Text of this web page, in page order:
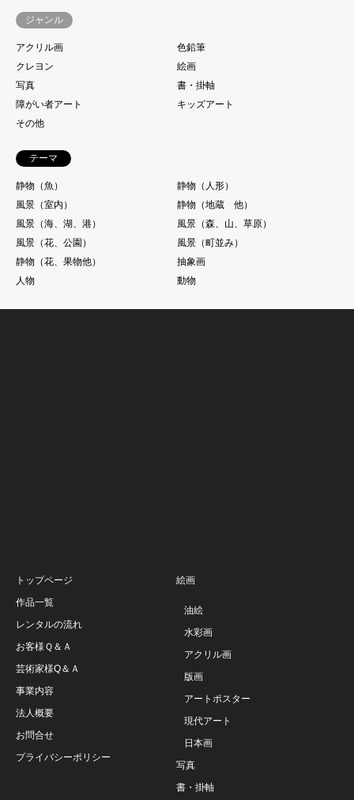
ジャンル
アクリル画
色鉛筆
クレヨン
絵画
写真
書・掛軸
障がい者アート
キッズアート
その他
テーマ
静物（魚）
静物（人形）
風景（室内）
静物（地蔵 他）
風景（海、湖、港）
風景（森、山、草原）
風景（花、公園）
風景（町並み）
静物（花、果物他）
抽象画
人物
動物
トップページ
作品一覧
レンタルの流れ
お客様Ｑ＆Ａ
芸術家様Q＆Ａ
事業内容
法人概要
お問合せ
プライバシーポリシー
絵画
油絵
水彩画
アクリル画
版画
アートポスター
現代アート
日本画
写真
書・掛軸